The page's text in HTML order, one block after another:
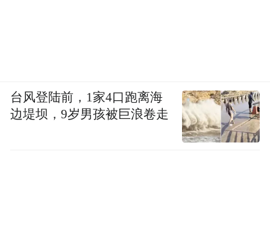
台风登陆前，1家4口跑离海
边堤坝，9岁男孩被巨浪卷走